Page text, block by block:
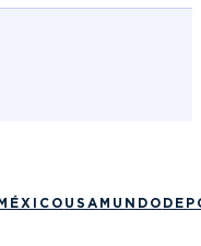
USA MUNDO